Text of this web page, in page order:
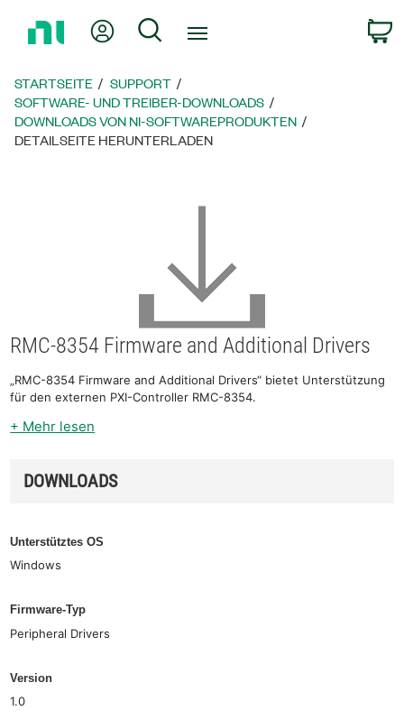
zur
Mein KontoSuche
STARTSEITE
SUPPORT
SOFTWARE- UND TREIBER-DOWNLOADS
DOWNLOADS VON NI-SOFTWAREPRODUKTEN
DETAILSEITE HERUNTERLADEN
RMC-8354 Firmware and Additional Drivers
„RMC-8354 Firmware and Additional Drivers“ bietet Unterstützung
für den externen PXI-Controller RMC-8354.
+ Mehr lesen
DOWNLOADS
Unterstütztes OS
Windows
Firmware-Typ
Peripheral Drivers
Version
1.0